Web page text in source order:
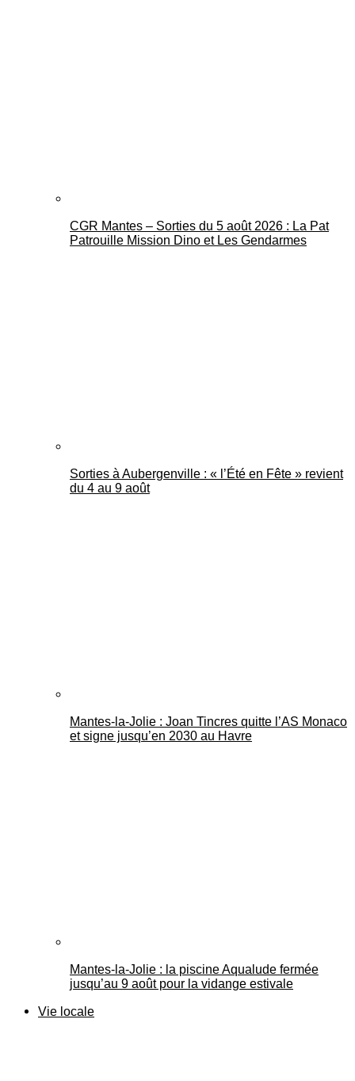
Mantes Actu
CGR Mantes – Sorties du 5 août 2026 : La Pat
Patrouille Mission Dino et Les Gendarmes
Sorties à Aubergenville : « l’Été en Fête » revient
du 4 au 9 août
Mantes-la-Jolie : Joan Tincres quitte l’AS Monaco
et signe jusqu’en 2030 au Havre
Mantes-la-Jolie : la piscine Aqualude fermée
jusqu’au 9 août pour la vidange estivale
Vie locale